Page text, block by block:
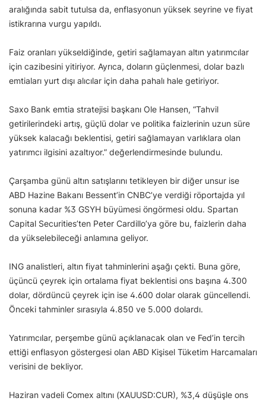
aralığında sabit tutulsa da, enflasyonun yüksek seyrine ve fiyat
istikrarına vurgu yapıldı.
Faiz oranları yükseldiğinde, getiri sağlamayan altın yatırımcılar
için cazibesini yitiriyor. Ayrıca, doların güçlenmesi, dolar bazlı
emtiaları yurt dışı alıcılar için daha pahalı hale getiriyor.
Saxo Bank emtia stratejisi başkanı Ole Hansen, “Tahvil
getirilerindeki artış, güçlü dolar ve politika faizlerinin uzun süre
yüksek kalacağı beklentisi, getiri sağlamayan varlıklara olan
yatırımcı ilgisini azaltıyor.” değerlendirmesinde bulundu.
Çarşamba günü altın satışlarını tetikleyen bir diğer unsur ise
ABD Hazine Bakanı Bessent’in CNBC’ye verdiği röportajda yıl
sonuna kadar %3 GSYH büyümesi öngörmesi oldu. Spartan
Capital Securities’ten Peter Cardillo’ya göre bu, faizlerin daha
da yükselebileceği anlamına geliyor.
ING analistleri, altın fiyat tahminlerini aşağı çekti. Buna göre,
üçüncü çeyrek için ortalama fiyat beklentisi ons başına 4.300
dolar, dördüncü çeyrek için ise 4.600 dolar olarak güncellendi.
Önceki tahminler sırasıyla 4.850 ve 5.000 dolardı.
Yatırımcılar, perşembe günü açıklanacak olan ve Fed’in tercih
ettiği enflasyon göstergesi olan ABD Kişisel Tüketim Harcamaları
verisini de bekliyor.
Haziran vadeli Comex altını (XAUUSD:CUR), %3,4 düşüşle ons